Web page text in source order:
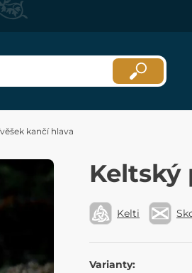
kančí hlava
Keltský
Kelti
Varianty: